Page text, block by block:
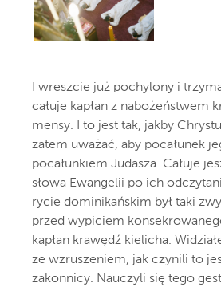
I wreszcie już pochylony i
całuje kapłan z nabożeństwem
mensy. I to jest tak, jakby
zatem uważać, aby pocałunek
pocałunkiem Judasza. Całuje
słowa Ewangelii po ich
rycie dominikańskim był taki
przed wypiciem
kapłan krawędź kielicha.
ze wzruszeniem, jak czynili to
zakonnicy. Nauczyli się tego